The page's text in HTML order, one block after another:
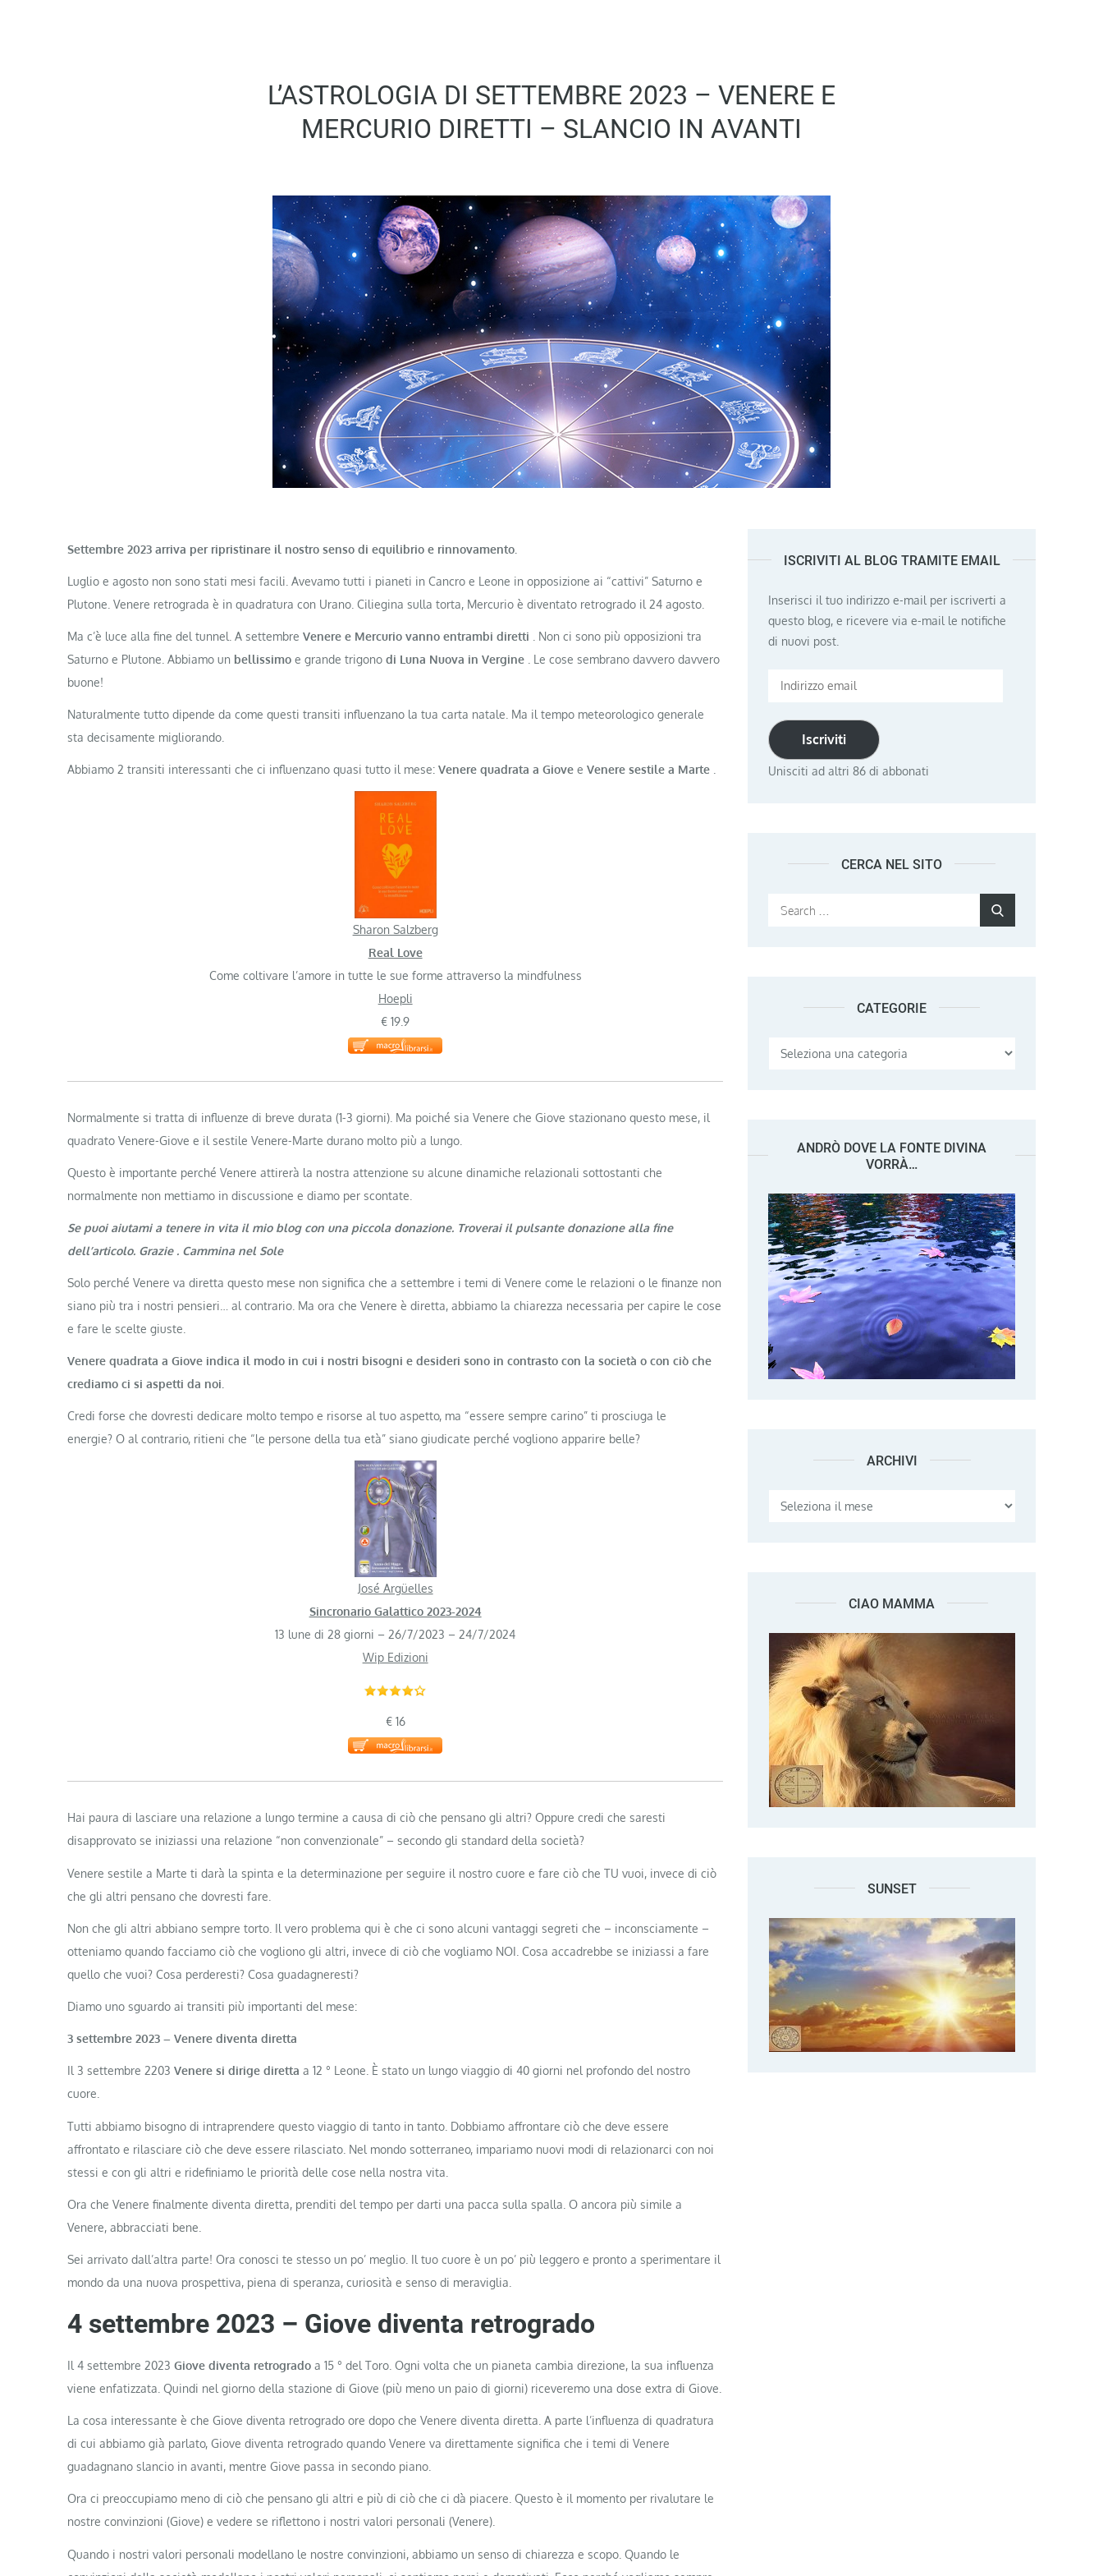
L’ASTROLOGIA DI SETTEMBRE 2023 – VENERE E
MERCURIO DIRETTI – SLANCIO IN AVANTI
Settembre 2023 arriva per ripristinare il nostro senso di equilibrio e rinnovamento.
Luglio e agosto non sono stati mesi facili. Avevamo tutti i pianeti in Cancro e Leone in opposizione ai “cattivi” Saturno e
Plutone. Venere retrograda è in quadratura con Urano. Ciliegina sulla torta, Mercurio è diventato retrogrado il 24 agosto.
Ma c’è luce alla fine del tunnel. A settembre Venere e Mercurio vanno entrambi diretti . Non ci sono più opposizioni tra
Saturno e Plutone. Abbiamo un bellissimo e grande trigono di Luna Nuova in Vergine . Le cose sembrano davvero davvero
buone!
Naturalmente tutto dipende da come questi transiti influenzano la tua carta natale. Ma il tempo meteorologico generale
sta decisamente migliorando.
Abbiamo 2 transiti interessanti che ci influenzano quasi tutto il mese: Venere quadrata a Giove e Venere sestile a Marte .
Sharon Salzberg
Real Love
Come coltivare l’amore in tutte le sue forme attraverso la mindfulness
Hoepli
€ 19.9
Normalmente si tratta di influenze di breve durata (1-3 giorni). Ma poiché sia ​​Venere che Giove stazionano questo mese, il
quadrato Venere-Giove e il sestile Venere-Marte durano molto più a lungo.
Questo è importante perché Venere attirerà la nostra attenzione su alcune dinamiche relazionali sottostanti che
normalmente non mettiamo in discussione e diamo per scontate.
Se puoi aiutami a tenere in vita il mio blog con una piccola donazione. Troverai il pulsante donazione alla fine
dell’articolo. Grazie . Cammina nel Sole
Solo perché Venere va diretta questo mese non significa che a settembre i temi di Venere come le relazioni o le finanze non
siano più tra i nostri pensieri… al contrario. Ma ora che Venere è diretta, abbiamo la chiarezza necessaria per capire le cose
e fare le scelte giuste.
Venere quadrata a Giove indica il modo in cui i nostri bisogni e desideri sono in contrasto con la società o con ciò che
crediamo ci si aspetti da noi.
Credi forse che dovresti dedicare molto tempo e risorse al tuo aspetto, ma “essere sempre carino” ti prosciuga le
energie? O al contrario, ritieni che “le persone della tua età” siano giudicate perché vogliono apparire belle?
José Argüelles
Sincronario Galattico 2023-2024
13 lune di 28 giorni – 26/7/2023 – 24/7/2024
Wip Edizioni
€ 16
Hai paura di lasciare una relazione a lungo termine a causa di ciò che pensano gli altri? Oppure credi che saresti
disapprovato se iniziassi una relazione “non convenzionale” – secondo gli standard della società?
Venere sestile a Marte ti darà la spinta e la determinazione per seguire il nostro cuore e fare ciò che TU vuoi, invece di ciò
che gli altri pensano che dovresti fare.
Non che gli altri abbiano sempre torto. Il vero problema qui è che ci sono alcuni vantaggi segreti che – inconsciamente –
otteniamo quando facciamo ciò che vogliono gli altri, invece di ciò che vogliamo NOI. Cosa accadrebbe se iniziassi a fare
quello che vuoi? Cosa perderesti? Cosa guadagneresti?
Diamo uno sguardo ai transiti più importanti del mese:
3 settembre 2023 – Venere diventa diretta
Il 3 settembre 2203 Venere si dirige diretta a 12 ° Leone. È stato un lungo viaggio di 40 giorni nel profondo del nostro
cuore.
Tutti abbiamo bisogno di intraprendere questo viaggio di tanto in tanto. Dobbiamo affrontare ciò che deve essere
affrontato e rilasciare ciò che deve essere rilasciato. Nel mondo sotterraneo, impariamo nuovi modi di relazionarci con noi
stessi e con gli altri e ridefiniamo le priorità delle cose nella nostra vita.
Ora che Venere finalmente diventa diretta, prenditi del tempo per darti una pacca sulla spalla. O ancora più simile a
Venere, abbracciati bene.
Sei arrivato dall’altra parte! Ora conosci te stesso un po’ meglio. Il tuo cuore è un po’ più leggero e pronto a sperimentare il
mondo da una nuova prospettiva, piena di speranza, curiosità e senso di meraviglia.
4 settembre 2023 – Giove diventa retrogrado
Il 4 settembre 2023 Giove diventa retrogrado a 15 ° del Toro. Ogni volta che un pianeta cambia direzione, la sua influenza
viene enfatizzata. Quindi nel giorno della stazione di Giove (più meno un paio di giorni) riceveremo una dose extra di Giove.
La cosa interessante è che Giove diventa retrogrado ore dopo che Venere diventa diretta. A parte l’influenza di quadratura
di cui abbiamo già parlato, Giove diventa retrogrado quando Venere va direttamente significa che i temi di Venere
guadagnano slancio in avanti, mentre Giove passa in secondo piano.
Ora ci preoccupiamo meno di ciò che pensano gli altri e più di ciò che ci dà piacere. Questo è il momento per rivalutare le
nostre convinzioni (Giove) e vedere se riflettono i nostri valori personali (Venere).
Quando i nostri valori personali modellano le nostre convinzioni, abbiamo un senso di chiarezza e scopo. Quando le
ISCRIVITI AL BLOG TRAMITE EMAIL
Inserisci il tuo indirizzo e-mail per iscriverti a
questo blog, e ricevere via e-mail le notifiche
di nuovi post.
Indirizzo
Iscriviti
Unisciti ad altri 86 di abbonati
CERCA NEL SITO
Search
CATEGORIE
Categorie
ANDRÒ DOVE LA FONTE DIVINA
VORRÀ…
ARCHIVI Archivi
CIAO MAMMA
SUNSET